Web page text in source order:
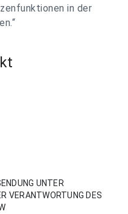
in der
UNTER
VERANTWORTUNG DES